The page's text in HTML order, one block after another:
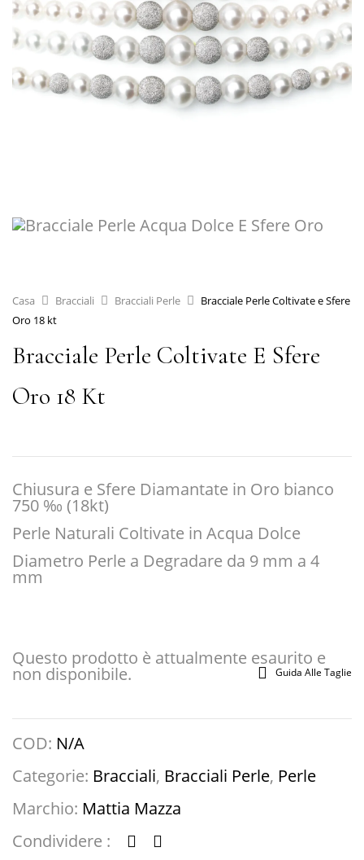
Casa Bracciali Bracciali Perle
Bracciale Perle Coltivate e Sfere
Oro 18 kt
Bracciale Perle Coltivate E Sfere
Oro 18 Kt
Chiusura e Sfere Diamantate in Oro bianco
750 ‰ (18kt)
Perle Naturali Coltivate in Acqua Dolce
Diametro Perle a Degradare da 9 mm a 4
mm
Guida Alle Taglie
Questo prodotto è attualmente esaurito e
non disponibile.
COD: N/A
Categorie: Bracciali, Bracciali Perle, Perle
Marchio: Mattia Mazza
Condividere :